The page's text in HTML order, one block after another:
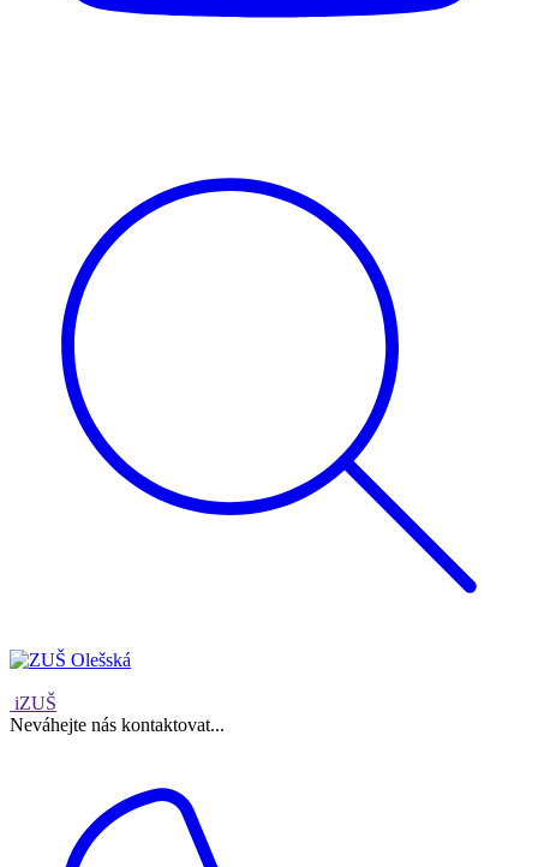
iZUŠ
Neváhejte nás kontaktovat...